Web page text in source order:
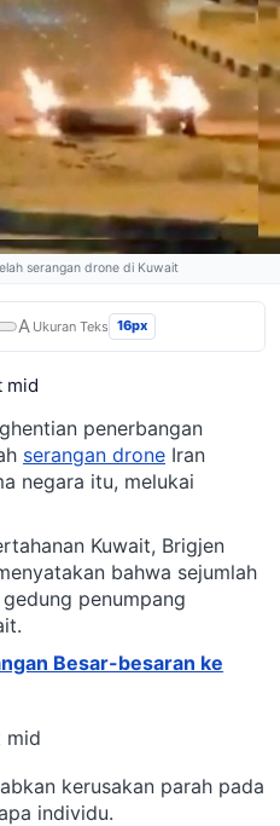
serangan drone di Kuwait
A Ukuran Teks 16px
mid
penerbangan
serangan drone Iran
negara itu, melukai
Kuwait, Brigjen
bahwa sejumlah
penumpang
Besar-besaran ke
mid
kerusakan parah pada
individu.